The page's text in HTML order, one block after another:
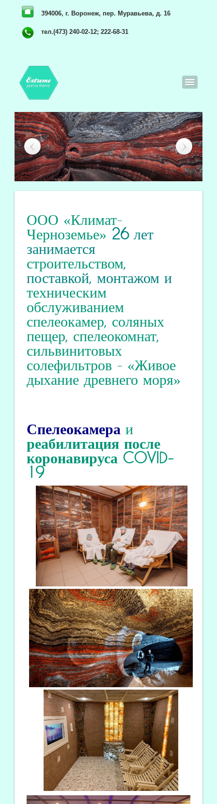
394006, г. Воронеж, пер. Муравьева, д. 16
тел.(473) 240-02-12; 222-68-31
ООО «Климат-
Черноземье» 26лет
занимается
строительством,
поставкой, монтажом и
техническим
обслуживанием
спелеокамер, соляных
пещер, спелеокомнат,
сильвинитовых
солефильтров - «Живое
дыхание древнего моря»
Спелеокамера и
реабилитацияпосле
коронавируса COVID-
19